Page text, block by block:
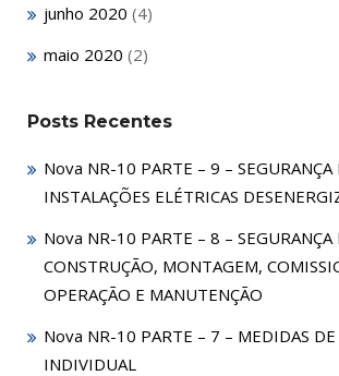
junho 2020 (4)
maio 2020 (2)
Posts Recentes
Nova NR-10 PARTE – 9 – SEGURANÇA
INSTALAÇÕES ELÉTRICAS
Nova NR-10 PARTE – 8 – SEGURANÇA
CONSTRUÇÃO, MONTAGEM,
OPERAÇÃO E MANUTENÇÃO
Nova NR-10 PARTE – 7 – MEDIDAS
INDIVIDUAL